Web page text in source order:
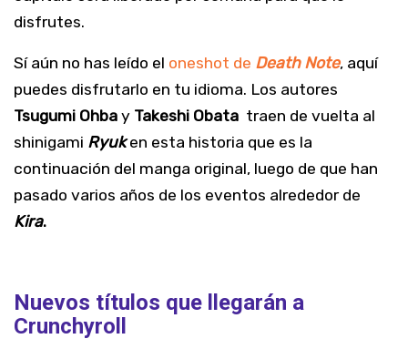
disfrutes.
Sí aún no has leído el oneshot de Death Note, aquí
puedes disfrutarlo en tu idioma. Los autores
Tsugumi Ohba y Takeshi Obata traen de vuelta al
shinigami Ryuken esta historia que es la
continuación del manga original, luego de que han
pasado varios años de los eventos alrededor de
Kira.
Nuevos títulos que llegarán a
Crunchyroll